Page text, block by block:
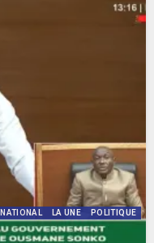
LA UNE
POLITIQUE